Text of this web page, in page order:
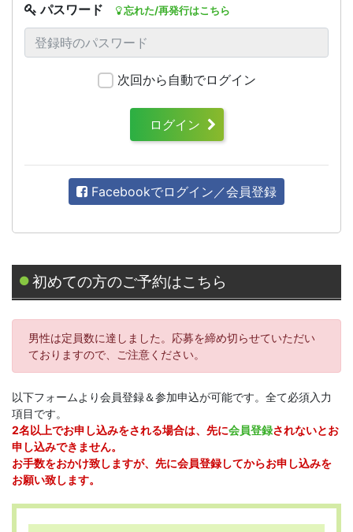
パスワード 忘れた/再発行はこちら
次回から自動でログイン
ログイン
Facebookでログイン／会員登録
初めての方のご予約はこちら
男性は定員数に達しました。応募を締め切らせていただい
ておりますので、ご注意ください。
以下フォームより会員登録＆参加申込が可能です。全て必須入力
項目です。
2名以上でお申し込みをされる場合は、先に会員登録されないとお
申し込みできません。
お手数をおかけ致しますが、先に会員登録してからお申し込みを
お願い致します。